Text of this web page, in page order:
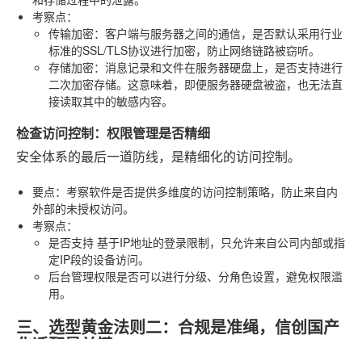
考察点：
传输加密：客户端与服务器之间的通信，是否默认采用行业
标准的SSL/TLS协议进行加密，防止网络链路被窃听。
存储加密：消息记录和文件在服务器硬盘上，是否支持进行
二次加密存储。这意味着，即便服务器硬盘被盗，也无法直
接读取其中的敏感内容。
检查访问控制：权限管理是否精细
安全体系的最后一道防线，是精细化的访问控制。
要点：考察软件是否提供多维度的访问控制策略，防止来自内
外部的未授权访问。
考察点：
是否支持 基于IP地址的登录限制，只允许来自公司内部或指
定IP段的设备访问。
后台管理权限是否可以进行分级、分角色设置，避免权限滥
用。
三、选型黄金法则二：合规是准绳，信创国产